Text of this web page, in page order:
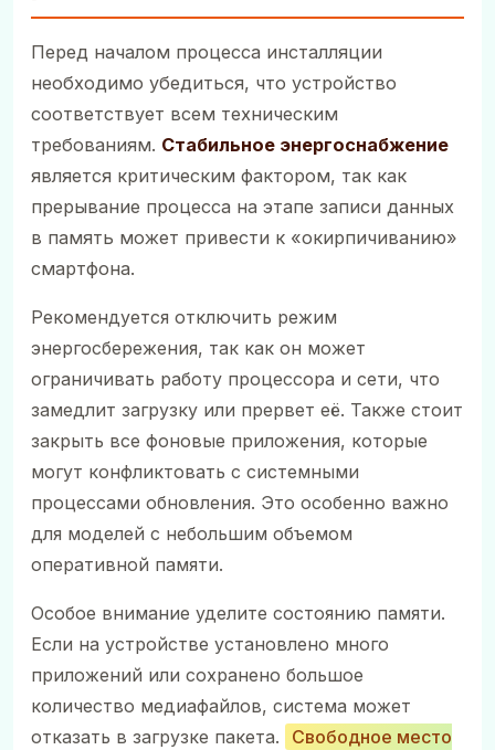
Перед началом процесса инсталляции
необходимо убедиться, что устройство
соответствует всем техническим
требованиям. Стабильное энергоснабжение
является критическим фактором, так как
прерывание процесса на этапе записи данных
в память может привести к «окирпичиванию»
смартфона.
Рекомендуется отключить режим
энергосбережения, так как он может
ограничивать работу процессора и сети, что
замедлит загрузку или прервет её. Также стоит
закрыть все фоновые приложения, которые
могут конфликтовать с системными
процессами обновления. Это особенно важно
для моделей с небольшим объемом
оперативной памяти.
Особое внимание уделите состоянию памяти.
Если на устройстве установлено много
приложений или сохранено большое
количество медиафайлов, система может
отказать в загрузке пакета.
Свободное место